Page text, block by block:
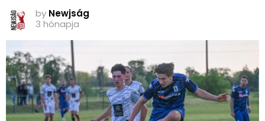
by Newjság
3 hónapja